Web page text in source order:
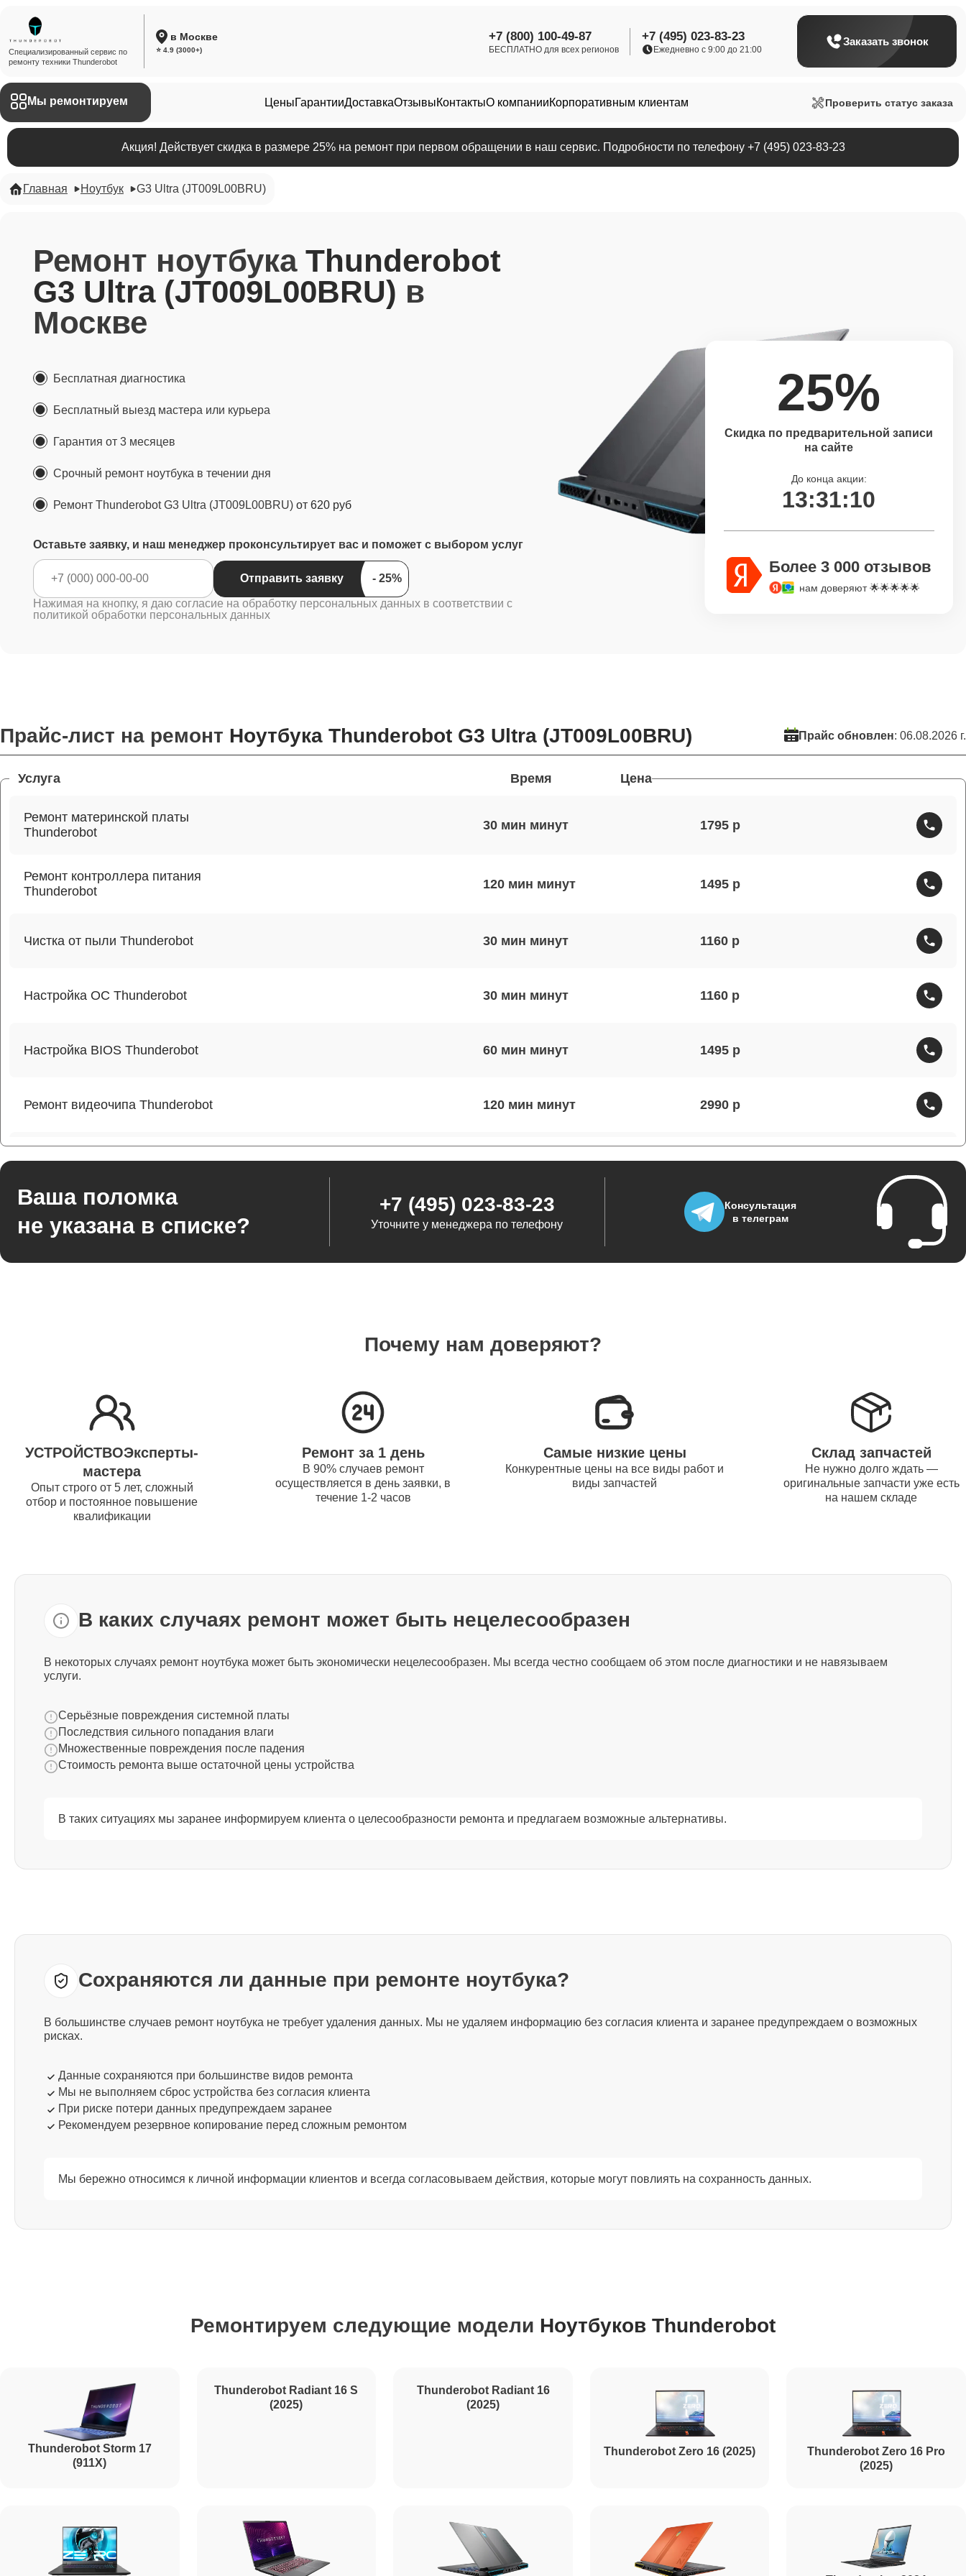
Специализированный сервис по
ремонту техники Thunderobot
в Москве
⭐ 4.9 (3000+)
+7 (800) 100-49-87
БЕСПЛАТНО для всех регионов
+7 (495) 023-83-23
Ежедневно с 9:00 до 21:00
Заказать звонок
Мы ремонтируем ЦеныГарантииДоставкаОтзывыКонтактыО компанииКорпоративным клиентам Проверить статус заказа
Акция! Действует скидка в размере 25% на ремонт при первом обращении в наш сервис. Подробности по телефону +7 (495) 023-83-23
Главная Ноутбук G3 Ultra (JT009L00BRU)
Ремонт ноутбука Thunderobot
G3 Ultra (JT009L00BRU) в
Москве
Бесплатная диагностика
Бесплатный выезд мастера или курьера
Гарантия от 3 месяцев
Срочный ремонт ноутбука в течении дня
Ремонт Thunderobot G3 Ultra (JT009L00BRU) от 620 руб
Оставьте заявку, и наш менеджер проконсультирует вас и поможет с выбором услуг
Отправить заявку
Нажимая на кнопку, я даю согласие на обработку персональных данных в соответствии с
политикой обработки персональных данных
25%
Скидка по предварительной записи
на сайте
До конца акции:
13:31:09
Более 3 000 отзывов
нам доверяют 🌟🌟🌟🌟🌟
Прайс-лист на ремонт Ноутбука Thunderobot G3 Ultra (JT009L00BRU) Прайс обновлен: 06.08.2026 г.
Услуга Время Цена
Ремонт материнской платы
Thunderobot
30 мин 1795
Ремонт контроллера питания
Thunderobot
120 мин 1495
Чистка от пыли Thunderobot 30 мин 1160
Настройка ОС Thunderobot 30 мин 1160
Настройка BIOS Thunderobot 60 мин 1495
Ремонт видеочипа Thunderobot 120 мин 2990
Ремонт разъема питания Thunderobot 80 мин 1430
60 мин 1950
Ремонт вебкамеры Thunderobot
Ремонт петель крышки Thunderobot
Ремонт южного моста Thunderobot 100 мин
Ремонт USB порта Thunderobot
Ремонт тачпада Thunderobot
Ремонт звуковой карты Thunderobot 120 мин 1595
Ремонт микрофона Thunderobot 120 мин 2600
Thunderobot
Ремонт процессора Thunderobot 120 мин
Ремонт системы охлаждения
Ремонт термопасты Thunderobot
80 мин 1195
Ремонт клавиатуры Thunderobot 990
Ремонт HDMI Thunderobot 80 мин 1800
Ваша поломка
не указана в списке?
+7 (495) 023-83-23
Уточните у менеджера по телефону
Консультация
в телеграм
Почему нам доверяют?
УСТРОЙСТВОЭксперты-
мастера
Опыт строго от 5 лет, сложный
отбор и постоянное повышение
квалификации
Ремонт за 1 день
В 90% случаев ремонт
осуществляется в день заявки, в
течение 1-2 часов
Самые низкие цены
Конкурентные цены на все виды работ и
виды запчастей
Склад запчастей
Не нужно долго ждать —
оригинальные запчасти уже есть
на нашем складе
В каких случаях ремонт может быть нецелесообразен
В некоторых случаях ремонт ноутбука может быть экономически нецелесообразен. Мы всегда честно сообщаем об этом после диагностики и не навязываем
услуги.
Серьёзные повреждения системной платы
Последствия сильного попадания влаги
Множественные повреждения после падения
Стоимость ремонта выше остаточной цены устройства
В таких ситуациях мы заранее информируем клиента о целесообразности ремонта и предлагаем возможные альтернативы.
Сохраняются ли данные при ремонте ноутбука?
В большинстве случаев ремонт ноутбука не требует удаления данных. Мы не удаляем информацию без согласия клиента и заранее предупреждаем о возможных
рисках.
Данные сохраняются при большинстве видов ремонта
Мы не выполняем сброс устройства без согласия клиента
При риске потери данных предупреждаем заранее
Рекомендуем резервное копирование перед сложным ремонтом
Мы бережно относимся к личной информации клиентов и всегда согласовываем действия, которые могут повлиять на сохранность данных.
Ремонтируем следующие модели Ноутбуков Thunderobot
Thunderobot Storm 17
(911X)
Thunderobot Radiant 16
(2025)
Thunderobot Zero 16 (2025)
Thunderobot Zero 16 Pro
(2025)